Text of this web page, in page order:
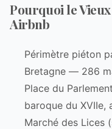
Pourquoi le
Airbnb
Périmètre piéton
Bretagne — 286
Place du
baroque du XVIIe,
Marché des Lices